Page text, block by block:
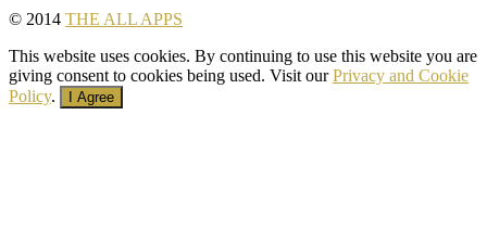
© 2014 THE ALL APPS
This website uses cookies. By continuing to use this website you are
giving consent to cookies being used. Visit ourPrivacy and Cookie
Policy. I Agree